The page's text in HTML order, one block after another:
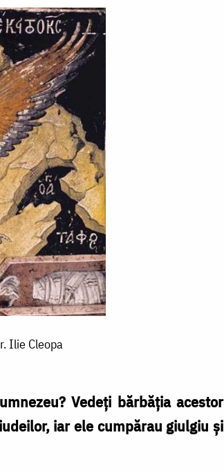
Ilie Cleopa
Vedeţi bărbăţia acestor
iar ele cumpărau giulgiu şi